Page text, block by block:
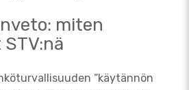
miten
“käytännön